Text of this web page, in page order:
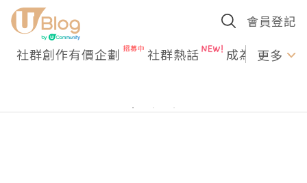
會員登記
社群創作有價企劃 社群熱話 成為U更多